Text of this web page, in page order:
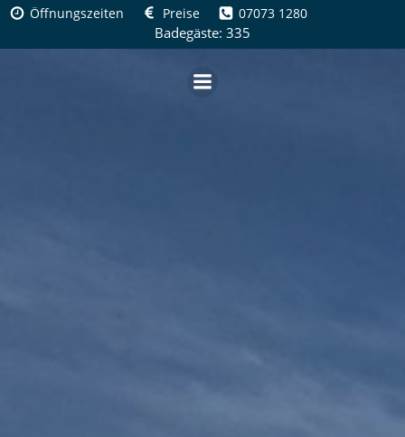
Zum
Inhalt
springen
Öffnungszeiten Preise 07073 1280
Badegäste: 335